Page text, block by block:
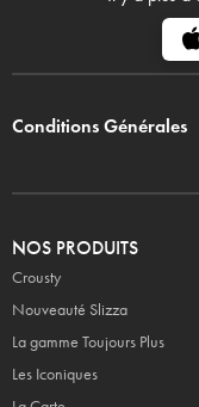
Conditions Générales
NOS PRODUITS
Crousty
Nouveauté Slizza
La gamme Toujours Plus
Les Iconiques